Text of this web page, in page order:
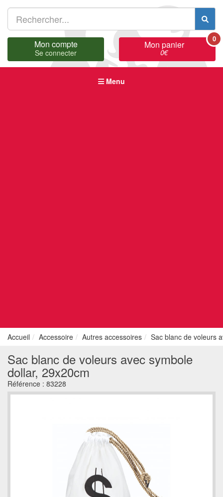
Mon compte
Se connecter
Mon panier
0€
0
Menu
Accueil Accessoire Autres accessoires Sac blanc de voleurs
Sac blanc de voleurs avec symbole
dollar, 29x20cm
Référence : 83228